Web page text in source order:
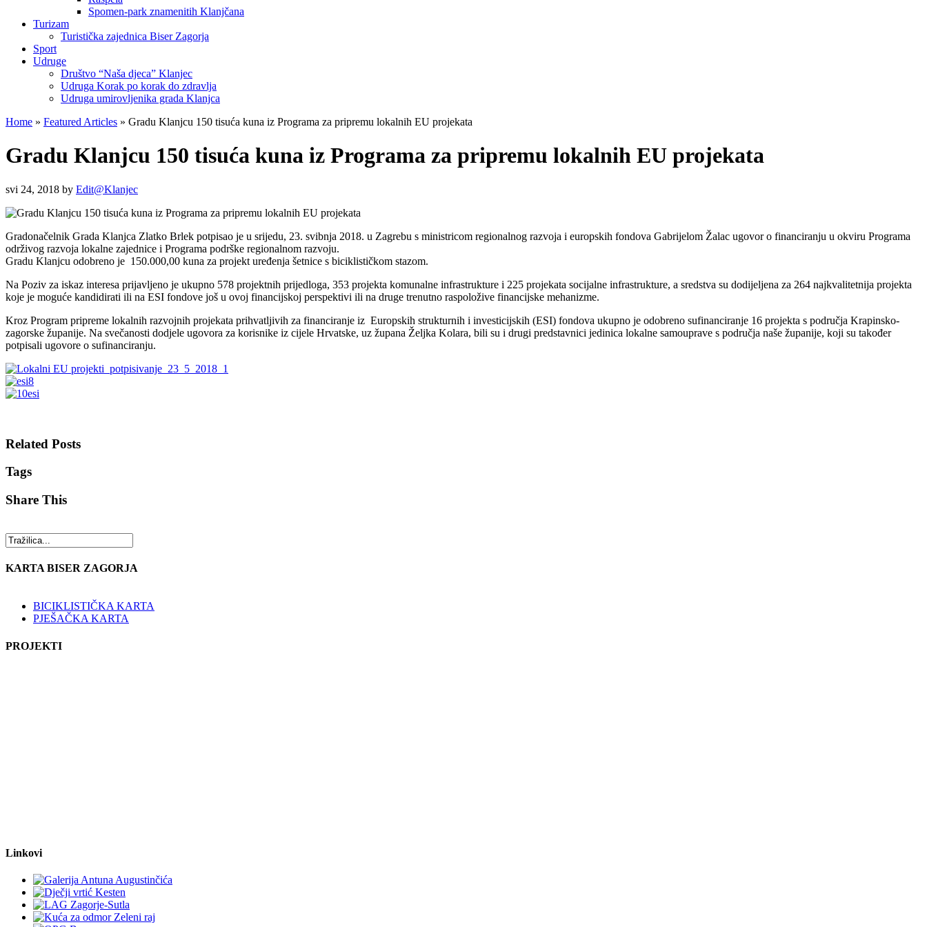
Spomen-park znamenitih Klanjčana
Turizam
Turistička zajednica Biser Zagorja
Sport
Udruge
Društvo “Naša djeca” Klanjec
Udruga Korak po korak do zdravlja
Udruga umirovljenika grada Klanjca
Home » Featured Articles » Gradu Klanjcu 150 tisuća kuna iz Programa za pripremu lokalnih EU projekata
Gradu Klanjcu 150 tisuća kuna iz Programa za pripremu lokalnih EU projekata
svi 24, 2018 by Edit@Klanjec
Gradonačelnik Grada Klanjca Zlatko Brlek potpisao je u srijedu, 23. svibnja 2018. u Zagrebu s ministricom regionalnog razvoja i europskih fondova Gabrijelom Žalac ugovor o financiranju u okviru Programa
održivog razvoja lokalne zajednice i Programa podrške regionalnom razvoju.
Gradu Klanjcu odobreno je 150.000,00 kuna za projekt uređenja šetnice s biciklističkom stazom.
Na Poziv za iskaz interesa prijavljeno je ukupno 578 projektnih prijedloga, 353 projekta komunalne infrastrukture i 225 projekata socijalne infrastrukture, a sredstva su dodijeljena za 264 najkvalitetnija projekta
koje je moguće kandidirati ili na ESI fondove još u ovoj financijskoj perspektivi ili na druge trenutno raspoložive financijske mehanizme.
Kroz Program pripreme lokalnih razvojnih projekata prihvatljivih za financiranje iz Europskih strukturnih i investicijskih (ESI) fondova ukupno je odobreno sufinanciranje 16 projekta s područja Krapinsko-
zagorske županije. Na svečanosti dodjele ugovora za korisnike iz cijele Hrvatske, uz župana Željka Kolara, bili su i drugi predstavnici jedinica lokalne samouprave s područja naše županije, koji su također
potpisali ugovore o sufinanciranju.
Related Posts
Tags
Share This
KARTA BISER ZAGORJA
BICIKLISTIČKA KARTA
PJEŠAČKA KARTA
PROJEKTI
Linkovi